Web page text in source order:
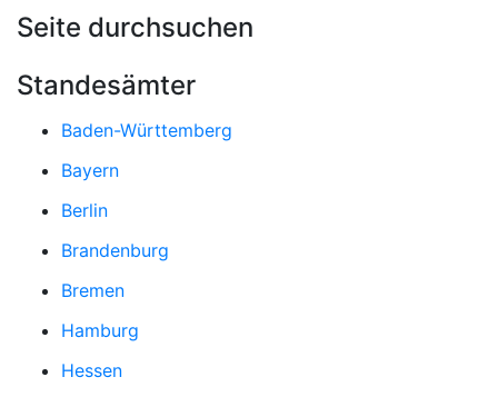
Seite durchsuchen
Standesämter
Baden-Württemberg
Bayern
Berlin
Brandenburg
Bremen
Hamburg
Hessen